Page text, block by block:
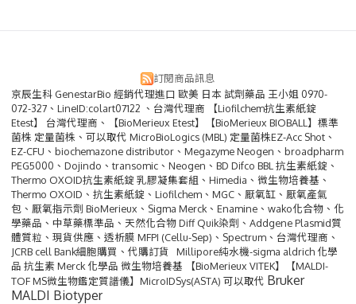
訂閱商品訊息
京辰生科 GenestarBio 經銷代理進口 歐美 日本 試劑藥品 王小姐 0970-
072-327、LineID:colart07122 、台灣代理商 【Liofilchem抗生素紙錠
Etest】 台灣代理商、【BioMerieux Etest】【BioMerieux BIOBALL】標準
菌株 定量菌株、可以取代 MicroBioLogics (MBL) 定量菌株EZ-Acc Shot、
EZ-CFU、biochemazone distributor、Megazyme Neogen、broadpharm
PEG5000、Dojindo、transomic、Neogen、BD Difco BBL 抗生素紙錠、
Thermo OXOID抗生素紙錠 乳膠凝集套組、Himedia、微生物培養基、
Thermo OXOID、抗生素紙錠、Liofilchem、MGC、厭氧缸、厭氧產氣
包、厭氧指示劑 BioMerieux、Sigma Merck、Enamine、wako化合物、化
學藥品、中草藥標準品、天然化合物 Diff Quik染劑、Addgene Plasmid質
體質粒、現貨供應、透析膜 MFPI (Cellu-Sep)、Spectrum、台灣代理商、
JCRB cell Bank細胞購買、代購訂貨 Millipore純水機-sigma aldrich 化學
品 抗生素 Merck 化學品 微生物培養基 【BioMerieux VITEK】【MALDI-
TOF MS微生物鑑定質譜儀】MicroIDSys(ASTA) 可以取代 Bruker
MALDI Biotyper